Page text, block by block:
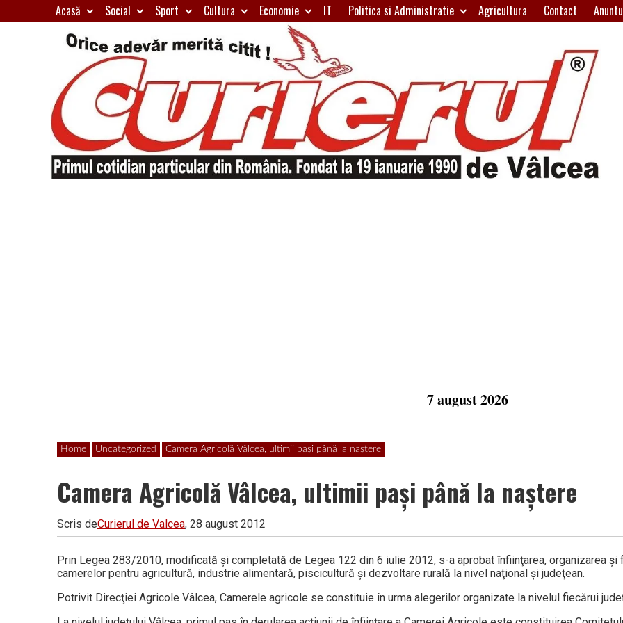
to
Acasă Social Sport Cultura Economie IT Politica si Administratie Agricultura Contact
7 august 2026
Home Uncategorized Camera Agricolă Vâlcea, ultimii paşi până la naştere
Camera Agricolă Vâlcea, ultimii paşi până la naştere
Scris deCurierul de Valcea, 28 august 2012
Prin Legea 283/2010, modificată şi completată de Legea 122 din 6 iulie 2012, s-a aprobat înfiinţarea, organizarea şi
camerelor pentru agricultură, industrie alimentară, piscicultură şi dezvoltare rurală la nivel naţional şi judeţean.
Potrivit Direcţiei Agricole Vâlcea, Camerele agricole se constituie în urma alegerilor organizate la nivelul fiecărui